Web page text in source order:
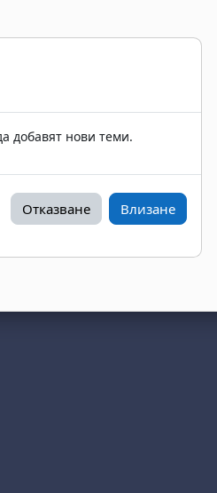
добавят нови теми.
Отказване Влизане